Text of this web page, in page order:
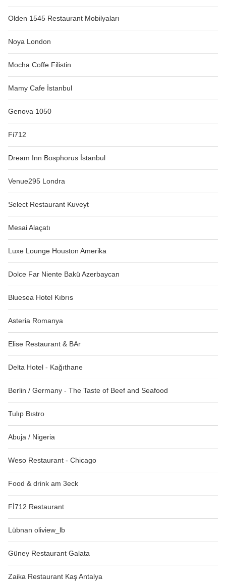
Olden 1545 Restaurant Mobilyaları
Noya London
Mocha Coffe Filistin
Mamy Cafe İstanbul
Genova 1050
Fi712
Dream Inn Bosphorus İstanbul
Venue295 Londra
Select Restaurant Kuveyt
Mesai Alaçatı
Luxe Lounge Houston Amerika
Dolce Far Niente Bakü Azerbaycan
Bluesea Hotel Kıbrıs
Asteria Romanya
Elise Restaurant & BAr
Delta Hotel - Kağıthane
Berlin / Germany - The Taste of Beef and Seafood
Tulıp Bıstro
Abuja / Nigeria
Weso Restaurant - Chicago
Food & drink am 3eck
Fİ712 Restaurant
Lübnan oliview_lb
Güney Restaurant Galata
Zaika Restaurant Kaş Antalya